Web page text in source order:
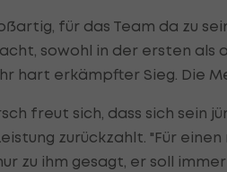
für das Team da zu
sowohl in der ersten als
hart erkämpfter Sieg. Die
freut sich, dass sich sein
zurückzahlt. "Für
zu ihm gesagt, er soll